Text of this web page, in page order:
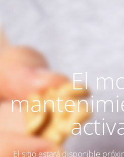
El
El sitio estará disponible